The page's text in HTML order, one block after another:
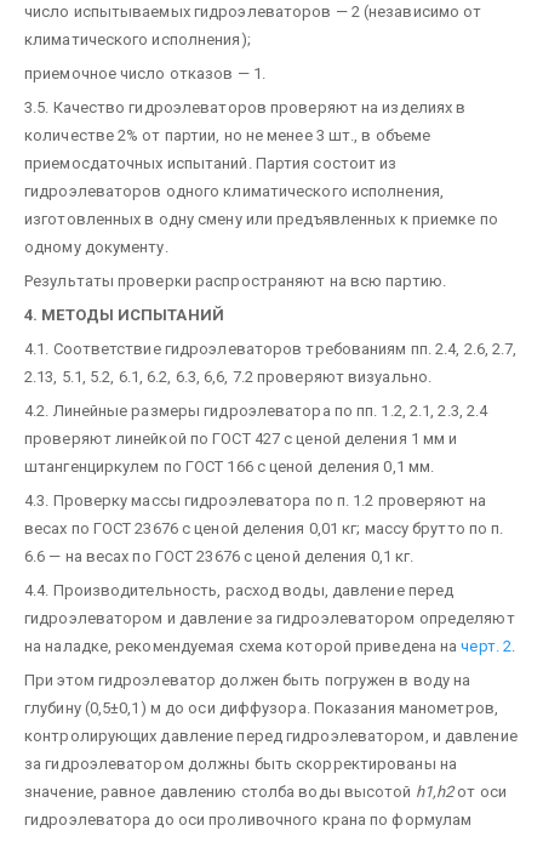
число испытываемых гидроэлеваторов — 2 (независимо от
климатического исполнения);
приемочное число отказов — 1.
3.5. Качество гидроэлеваторов проверяют на изделиях в
количестве 2% от партии, но не менее 3 шт., в объеме
приемосдаточных испытаний. Партия состоит из
гидроэлеваторов одного климатического исполнения,
изготовленных в одну смену или предъявленных к приемке по
одному документу.
Результаты проверки распространяют на всю партию.
4. МЕТОДЫ ИСПЫТАНИЙ
4.1. Соответствие гидроэлеваторов требованиям пп. 2.4, 2.6, 2.7,
2.13, 5.1, 5.2, 6.1, 6.2, 6.3, 6,6, 7.2 проверяют визуально.
4.2. Линейные размеры гидроэлеватора по пп. 1.2, 2.1, 2.3, 2.4
проверяют линейкой по ГОСТ 427 с ценой деления 1 мм и
штангенциркулем по ГОСТ 166 с ценой деления 0,1 мм.
4.3. Проверку массы гидроэлеватора по п. 1.2 проверяют на
весах по ГОСТ 23676 с ценой деления 0,01 кг; массу брутто по п.
6.6 — на весах по ГОСТ 23676 с ценой деления 0,1 кг.
4.4. Производительность, расход воды, давление перед
гидроэлеватором и давление за гидроэлеватором определяют
на наладке, рекомендуемая схема которой приведена начерт. 2
При этом гидроэлеватор должен быть погружен в воду на
глубину (0,5±0,1) м до оси диффузора. Показания манометров,
контролирующих давление перед гидроэлеватором, и давление
за гидроэлеватором должны быть скорректированы на
значение, равное давлению столба воды высотой h1,h2от оси
гидроэлеватора до оси проливочного крана по формулам